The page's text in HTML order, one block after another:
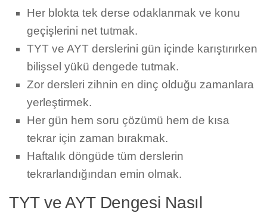
Her blokta tek derse odaklanmak ve konu
geçişlerini net tutmak.
TYT ve AYT derslerini gün içinde karıştırırken
bilişsel yükü dengede tutmak.
Zor dersleri zihnin en dinç olduğu zamanlara
yerleştirmek.
Her gün hem soru çözümü hem de kısa
tekrar için zaman bırakmak.
Haftalık döngüde tüm derslerin
tekrarlandığından emin olmak.
TYT ve AYT Dengesi Nasıl